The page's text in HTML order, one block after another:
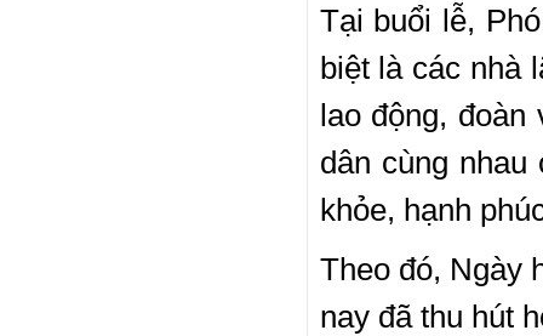
Tại buổi lễ,
biệt là các nhà
lao động, đoàn
dân cùng
khỏe, hạnh
Theo đó, Ngày
nay đã thu hút